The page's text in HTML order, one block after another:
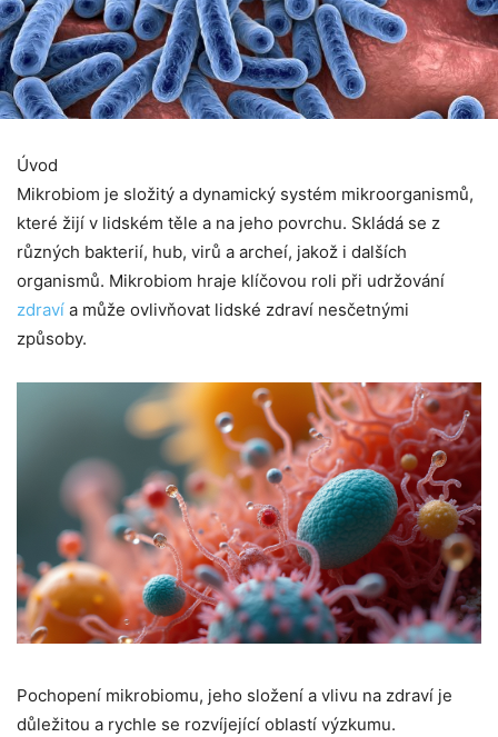
Úvod
Mikrobiom je složitý a dynamický systém mikroorganismů,
které žijí v lidském těle a na jeho povrchu. Skládá se z
různých bakterií, hub, virů a archeí, jakož i dalších
organismů. Mikrobiom hraje klíčovou roli při udržování
zdraví a může ovlivňovat lidské zdraví nesčetnými
způsoby.
Pochopení mikrobiomu, jeho složení a vlivu na zdraví je
důležitou a rychle se rozvíjející oblastí výzkumu.